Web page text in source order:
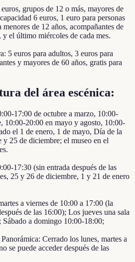
grupos de 12 o más, mayores de
6 euros, 1 euro para personas
de 12 años, acompañantes de
y el último miércoles de cada mes.
5 euros para adultos, 3 euros para
y mayores de 60 años, gratis para
del área escénica:
17:00 de octubre a marzo, 10:00-
10:00-20:00 en mayo y agosto, 10:00-
el 1 de enero, 1 de mayo, Día de la
25 de diciembre; el museo en el
17:30 (sin entrada después de las
25 y 26 de diciembre, 1 y 21 de enero
a viernes de 10:00 a 17:00 (la
de las 16:00); Los jueves una sala
Sábado a domingo 10:00-18:00;
Cerrado los lunes, martes a
se puede acceder después de las